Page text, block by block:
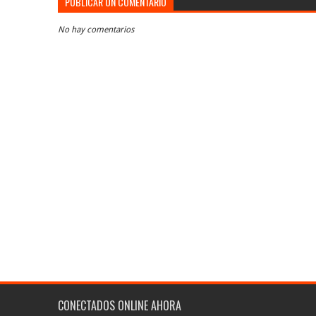
No hay comentarios
CONECTADOS ONLINE AHORA